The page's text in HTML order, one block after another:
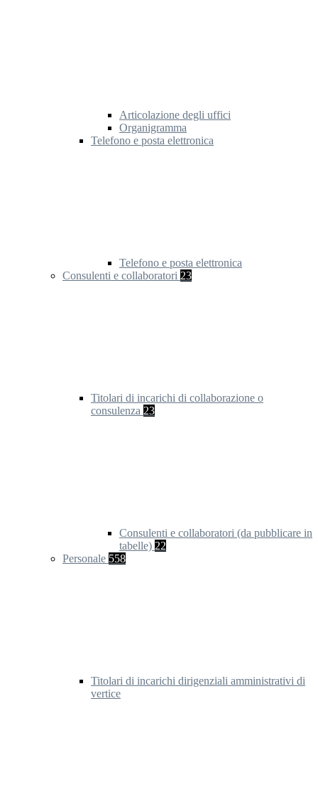
Articolazione degli uffici
Organigramma
Telefono e posta elettronica
Telefono e posta elettronica
Consulenti e collaboratori 23
Titolari di incarichi di collaborazione o
consulenza 23
Consulenti e collaboratori (da pubblicare in
tabelle) 22
Personale 558
Titolari di incarichi dirigenziali amministrativi di
vertice